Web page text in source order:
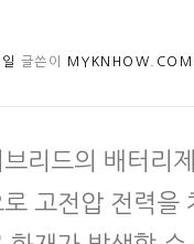
글쓴이 MYKNHOW.COM
리드의 배터리
고전압 전력을